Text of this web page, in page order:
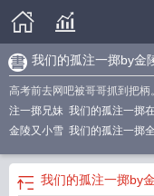
我们的孤注一掷by金
高考前去网吧被哥哥抓到把柄。
注一掷兄妹 我们的孤注一掷
金陵又小雪 我们的孤注一掷
我们的孤注一掷by